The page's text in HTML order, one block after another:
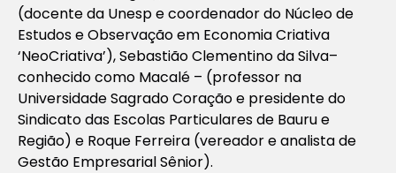
(docente da Unesp e coordenador do Núcleo de
Estudos e Observação em Economia Criativa
‘NeoCriativa’), Sebastião Clementino da Silva–
conhecido como Macalé – (professor na
Universidade Sagrado Coração e presidente do
Sindicato das Escolas Particulares de Bauru e
Região) e Roque Ferreira (vereador e analista de
Gestão Empresarial Sênior).